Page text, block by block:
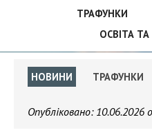
ТРАФУНКИ
ОСВІТА
НОВИНИ ТРАФУНКИ
Опубліковано: 10.06.2026